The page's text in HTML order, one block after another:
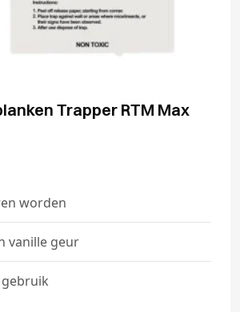
Trapper RTM Max
worden
vanille geur